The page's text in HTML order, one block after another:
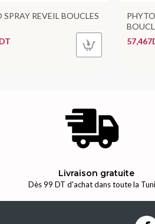
SPRAY REVEIL BOUCLES
Livraison gratuite
Dès 99 DT d'achat dans toute la